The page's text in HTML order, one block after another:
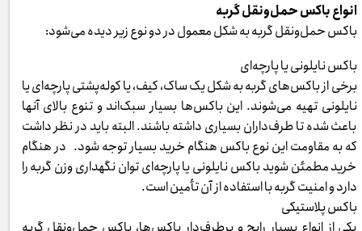
انواع باکس حمل‌ونقل گربه
باکس حمل‌ونقل گربه به شکل معمول در دو نوع زیر دیده می‌شود:
باکس نایلونی یا پارچه‌ای
برخی از باکس‌های گربه به شکل یک ساک، کیف، یا کوله‌پشتی پارچه‌ای یا
نایلونی تهیه می‌شوند. این باکس‌ها بسیار سبک‌اند و تنوع بالای آنها
باعث شده تا طرف‌داران بسیاری داشته باشند. البته باید در نظر داشت
که به مقاومت این نوع باکس هنگام خرید بسیار توجه شود. در هنگام
خرید مطمئن شوید باکس نایلونی یا پارچه‌ای توان نگهداری وزن گربه را
دارد و امنیت گربه با استفاده از آن تأمین است.
باکس پلاستیکی